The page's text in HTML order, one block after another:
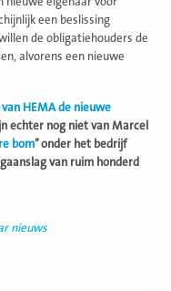
een beslissing
de obligatiehouders de
alvorens een nieuwe
HEMA de nieuwe
echter nog niet van Marcel
bom’’ onder het bedrijf
van ruim honderd
nieuws